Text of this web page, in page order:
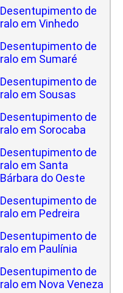
Desentupimento de
ralo em Vinhedo
Desentupimento de
ralo em Sumaré
Desentupimento de
ralo em Sousas
Desentupimento de
ralo em Sorocaba
Desentupimento de
ralo em Santa
Bárbara do Oeste
Desentupimento de
ralo em Pedreira
Desentupimento de
ralo em Paulínia
Desentupimento de
ralo em Nova Veneza